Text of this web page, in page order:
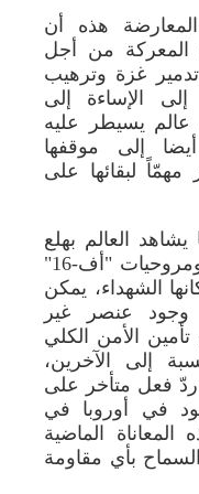
المعارضة هذه أن
من أجل
غزة وترهيب
الإساءة إلى
عالم يسيطر عليه
إلى موقفها
مهمّاً لبقائها على
العالم بهلع
كيف تعمد طائرات "الأباتشي" ومروحيات "أف-16"
الشهداء، يمكن
وجود عنصر غير
الأمن الكلي
إلى الآخرين،
ردّ فعل متأخر على
في أوروبا في
الماضية
بأي مقاومة